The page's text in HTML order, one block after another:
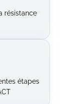
résistance
étapes